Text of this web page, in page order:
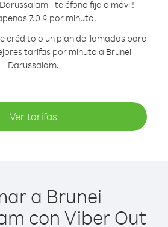
- teléfono fijo o móvil! -
7.0 ¢ por minuto.
crédito o un plan de llamadas para
tarifas por minuto a Brunei
Darussalam.
Ver tarifas
a Brunei
con Viber Out